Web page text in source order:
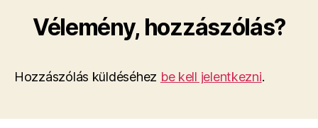
Vélemény, hozzászólás?
Hozzászólás küldéséhez be kell jelentkezni.